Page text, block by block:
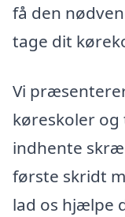
få den
tage dit
Vi
køreskoler
indhente
første skridt
lad os hjælpe